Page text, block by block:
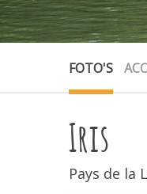
FOTO'S
Iris
Pays de la